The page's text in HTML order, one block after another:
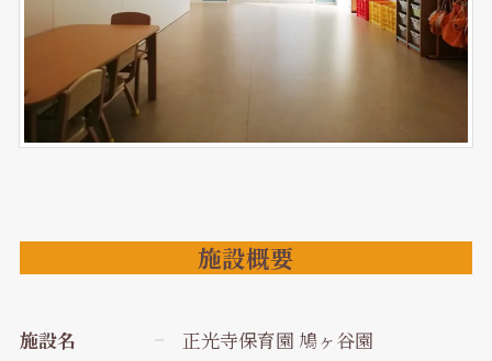
施設概要
施設名
正光寺保育園 鳩ヶ谷園